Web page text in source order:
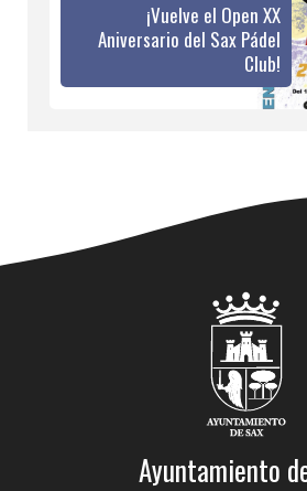
¡Vuelve el Open XX
Aniversario del Sax Pádel
Club!
Ayuntamiento